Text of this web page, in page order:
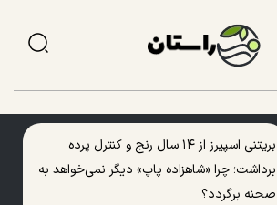
بریتنی اسپیرز از ۱۴ سال رنج و کنترل پرده
برداشت؛ چرا «شاهزاده پاپ» دیگر نمی‌خواهد به
صحنه برگردد؟